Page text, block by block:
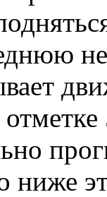
ниже